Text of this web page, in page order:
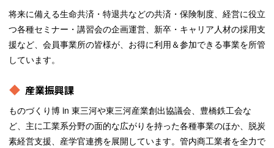
将来に備える生命共済・特退共などの共済・保険制度、経営に役立
つ各種セミナー・講習会の企画運営、新卒・キャリア人材の採用支
援など、会員事業所の皆様が、お得に利用＆参加できる事業を所管
しています。
産業振興課
ものづくり博 in 東三河や東三河産業創出協議会、豊橋鉄工会な
ど、主に工業系分野の面的な広がりを持った各種事業のほか、脱炭
素経営支援、産学官連携を展開しています。管内商工業者を全力で